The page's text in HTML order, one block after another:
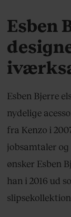
Esben
Esben Bjerre
nydelige
fra Kenzo i
jobsamtaler
ønsker Esben
han i 2016 ud